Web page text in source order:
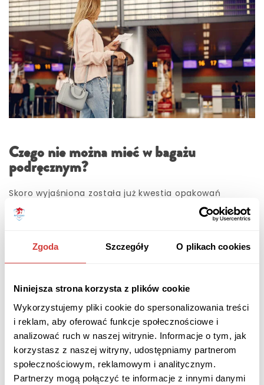
Zgoda Szczegóły O plikach cookies
Niniejsza strona korzysta z plików cookie
Wykorzystujemy pliki cookie do spersonalizowania treści
i reklam, aby oferować funkcje społecznościowe i
analizować ruch w naszej witrynie. Informacje o tym, jak
korzystasz z naszej witryny, udostępniamy partnerom
społecznościowym, reklamowym i analitycznym.
Partnerzy mogą połączyć te informacje z innymi danymi
Czego nie można mieć w bagażu
podręcznym?
Skoro wyjaśniona została już kwestia opakowań
środków higienicznych, zastanówmy się, czego
jeszcze nie powinniśmy pakować do bagażu
paliwa, farby i środki pirotechniczne,
narzędzia rzemieślnicze (w tym młotki, a nawet
śrubokręty),
tasaki, siekiery, ostrza do maszynek itp. (przedmioty
ostre),
pałki, kije bejsbolowe i inne przedmioty tępe,
urządzenia służące do obezwładniania.
Lista tych rzeczy jest bardzo logiczna. Przedmioty te
zostały zakazane ze względu na bezpieczeństwo